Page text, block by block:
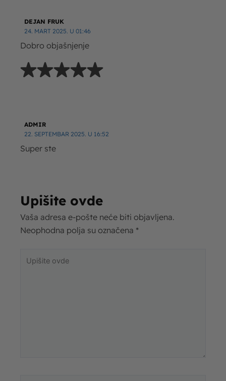
DEJAN FRUK
24. MART 2025. U 01:46
Dobro objašnjenje
ADMIR
22. SEPTEMBAR 2025. U 16:52
Super ste
Upišite ovde
Vaša adresa e-pošte neće biti objavljena.
Neophodna polja su označena *
ovde